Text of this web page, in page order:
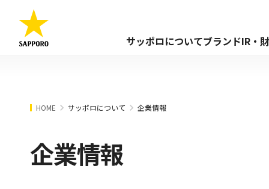
サッポロについてブランドIR・
HOME サッポロについて 企業情報
企業情報